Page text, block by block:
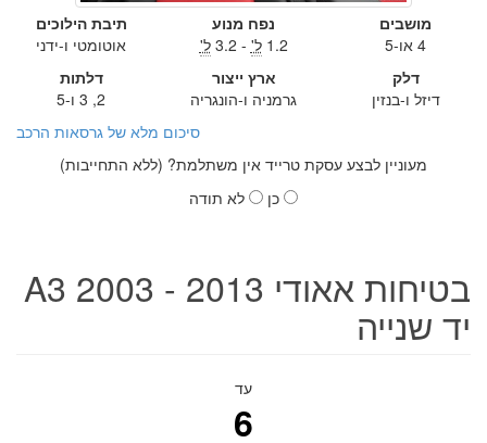
מושבים
4 או-5
נפח מנוע
1.2 ל' - 3.2 ל'
תיבת הילוכים
אוטומטי ו-ידני
דלק
דיזל ו-בנזין
ארץ ייצור
גרמניה ו-הונגריה
דלתות
2, 3 ו-5
סיכום מלא של גרסאות הרכב
מעוניין לבצע עסקת טרייד אין משתלמת? (ללא התחייבות)
כן
לא תודה
בטיחות אאודי A3 2003 - 2013
יד שנייה
עד
6